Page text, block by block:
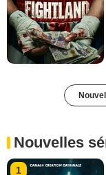
Nouvelles
1